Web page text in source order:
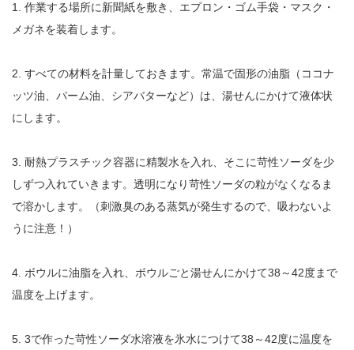
1. 作業する場所に新聞紙を敷き、エプロン・ゴム手袋・マスク・
メガネを装着します。
2. すべての材料を計量しておきます。常温で固形の油脂（ココナ
ッツ油、パーム油、シアバターなど）は、湯せんにかけて液体状
にします。
3. 耐熱プラスチック容器に精製水を入れ、そこに苛性ソーダを少
しずつ入れていきます。透明になり苛性ソーダの粒がなくなるま
で溶かします。（刺激臭のある蒸気が発生するので、吸わないよ
うに注意！）
4. ボウルに油脂を入れ、ボウルごと湯せんにかけて38～42度まで
温度を上げます。
5. 3で作った苛性ソーダ水溶液を氷水につけて38～42度に温度を